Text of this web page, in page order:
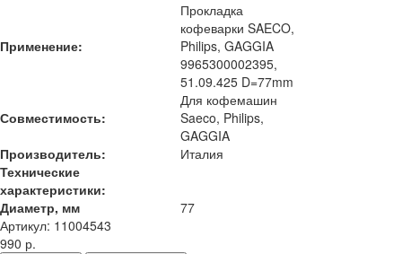
Применение:
Прокладка
кофеварки SAECO,
Philips, GAGGIA
9965300002395,
51.09.425 D=77mm
Совместимость:
Для кофемашин
Saeco, Philips,
GAGGIA
Производитель:
Италия
Технические
характеристики:
Диаметр, мм
77
Артикул: 11004543
990 р.